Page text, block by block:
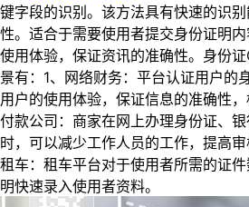
键字段的识别。该方法具有快速的识
性。适合于需要使用者提交身份证明
使用体验，保证资讯的准确性。身份
景有：1、网络财务：平台认证用户的
用户的使用体验，保证信息的准确性
付款公司：商家在网上办理身份证、
时，可以减少工作人员的工作，提高审
租车：租车平台对于使用者所需的证
明快速录入使用者资料。